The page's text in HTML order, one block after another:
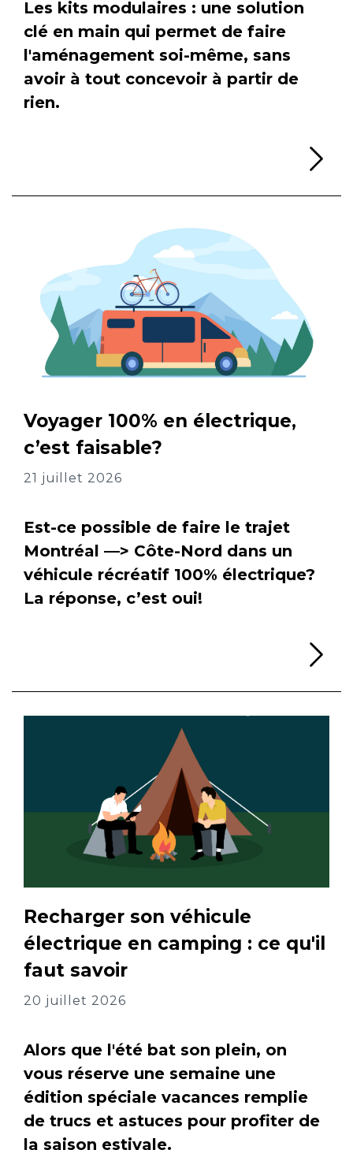
Les kits modulaires : une solution
clé en main qui permet de faire
l'aménagement soi-même, sans
avoir à tout concevoir à partir de
rien.
Voyager 100% en électrique,
c’est faisable?
21 juillet 2026
Est-ce possible de faire le trajet
Montréal —> Côte-Nord dans un
véhicule récréatif 100% électrique?
La réponse, c’est oui!
Recharger son véhicule
électrique en camping : ce qu'il
faut savoir
20 juillet 2026
Alors que l'été bat son plein, on
vous réserve une semaine une
édition spéciale vacances remplie
de trucs et astuces pour profiter de
la saison estivale.